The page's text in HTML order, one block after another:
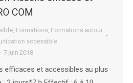
COM
, Formations, Formations autour
accessible
7 juin 2018
efficaces et accessibles au plus